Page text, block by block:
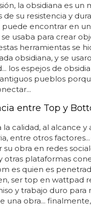
la obsidiana es un
de su resistencia y
encontrar en
usaba para crear
herramientas se
obsidiana, y se
los espejos de
pueblos
entre Top y
la calidad, al alcance
entre otros
obra en redes
otras plataformas
es quien es
ser top en wattpad
y trabajo duro para
una obra...